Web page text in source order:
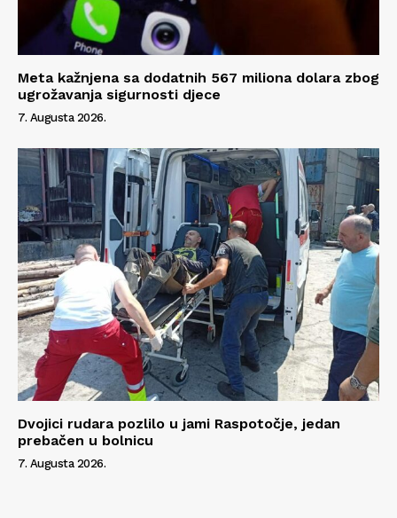
Meta kažnjena sa dodatnih 567 miliona dolara zbog
ugrožavanja sigurnosti djece
7. Augusta 2026.
Dvojici rudara pozlilo u jami Raspotočje, jedan
prebačen u bolnicu
7. Augusta 2026.